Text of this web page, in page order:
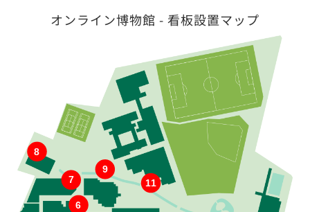
オンライン博物館 - 看板設置マップ
6
7
8
9
11